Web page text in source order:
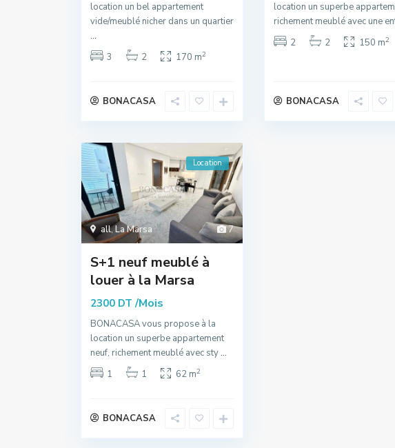
location un bel appartement
vide/meublé nicher dans un quartier
...
3
2 170 m2
BONACASA
location un superbe
richement meublé avec une
2
2 150 m2
BONACASA
7
all,La Marsa
Location
S+1 neuf meublé à
louer à la Marsa
2300 DT/Mois
BONACASA vous propose à la
location un superbe appartement
neuf, richement meublé avec sty...
1
1 62 m2
BONACASA